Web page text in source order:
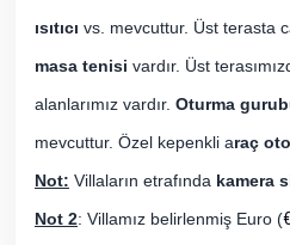
ısıtıcı vs. mevcuttur. Üst terasta
masa tenisi vardır. Üst
alanlarımız vardır. Oturma
mevcuttur. Özel kepenkli araç
Not: Villaların etrafında kamera
Not 2: Villamız belirlenmiş Euro (